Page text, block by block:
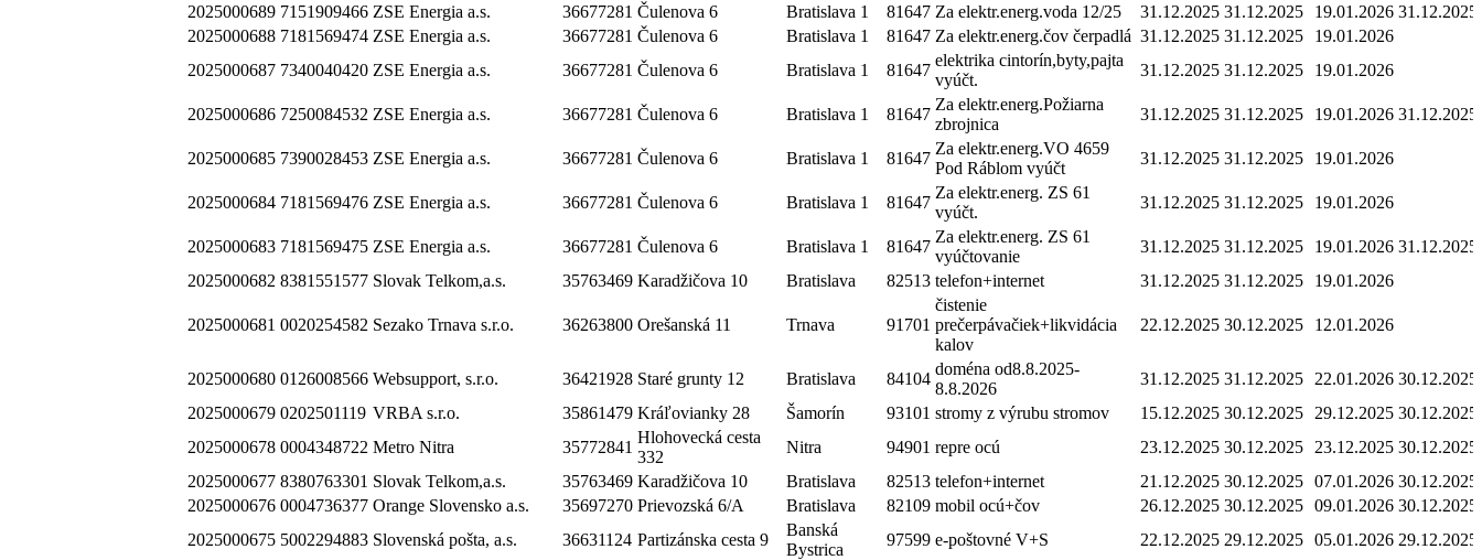
2025000689 7151909466 ZSE Energia a.s. 36677281 Čulenova 6 Bratislava 1 81647 Za elektr.energ.voda 12/25 31.12.2025 31.12.2025 19.01.2026 31.12.2025
2025000688 7181569474 ZSE Energia a.s. 36677281 Čulenova 6 Bratislava 1 81647 Za elektr.energ.čov čerpadlá 31.12.2025 31.12.2025
19.01.2026
2025000687 7340040420 ZSE Energia a.s. 36677281 Čulenova 6 Bratislava 1 81647
elektrika cintorín,byty,pajta
vyúčt.
31.12.2025 31.12.2025 19.01.2026
2025000686 7250084532 ZSE Energia a.s. 36677281 Čulenova 6 Bratislava 1 81647
Za elektr.energ.Požiarna
zbrojnica
31.12.2025 31.12.2025 19.01.2026 31.12.2025
2025000685 7390028453 ZSE Energia a.s. 36677281 Čulenova 6 Bratislava 1 81647
Za elektr.energ.VO 4659
Pod Ráblom vyúčt
31.12.2025 31.12.2025 19.01.2026
2025000684 7181569476 ZSE Energia a.s. 36677281 Čulenova 6 Bratislava 1 81647
Za elektr.energ. ZS 61
vyúčt.
31.12.2025 31.12.2025 19.01.2026
2025000683 7181569475 ZSE Energia a.s. 36677281 Čulenova 6 Bratislava 1 81647
Za elektr.energ. ZS 61
vyúčtovanie
31.12.2025 31.12.2025 19.01.2026 31.12.2025
2025000682 8381551577 Slovak Telkom,a.s. 35763469 Karadžičova 10 Bratislava 82513 telefon+internet 31.12.2025 31.12.2025 19.01.2026
2025000681 0020254582 Sezako Trnava s.r.o. 36263800 Orešanská 11 Trnava 91701
čistenie
prečerpávačiek+likvidácia
kalov
22.12.2025 30.12.2025 12.01.2026
2025000680 0126008566 Websupport, s.r.o. 36421928 Staré grunty 12 Bratislava 84104
doména od8.8.2025-
8.8.2026
31.12.2025 31.12.2025 22.01.2026 30.12.2025
2025000679 0202501119 VRBA s.r.o. 35861479 Kráľovianky 28 Šamorín 93101 stromy z výrubu stromov 15.12.2025 30.12.2025 29.12.2025 30.12.2025
2025000678 0004348722 Metro Nitra 35772841
Hlohovecká cesta
332
Nitra 94901 repre ocú 23.12.2025 30.12.2025 23.12.2025 30.12.2025
2025000677 8380763301 Slovak Telkom,a.s. 35763469 Karadžičova 10 Bratislava 82513 telefon+internet 21.12.2025 30.12.2025 07.01.2026 30.12.2025
2025000676 0004736377 Orange Slovensko a.s. 35697270 Prievozská 6/A Bratislava 82109 mobil ocú+čov 26.12.2025 30.12.2025 09.01.2026 30.12.2025
2025000675 5002294883 Slovenská pošta, a.s. 36631124 Partizánska cesta 9
Banská
Bystrica
97599 e-poštovné V+S 22.12.2025 29.12.2025 05.01.2026 29.12.2025